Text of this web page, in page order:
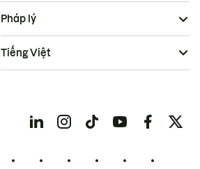
Pháp lý
Tiếng Việt